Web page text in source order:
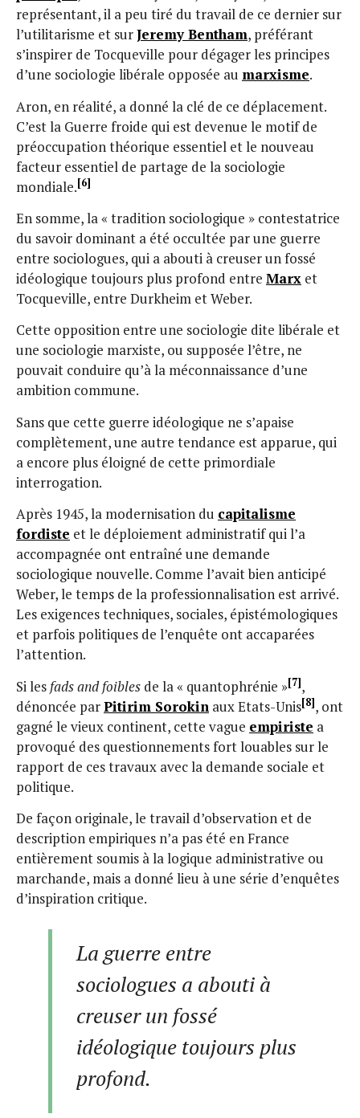
représentant, il a peu tiré du travail de ce dernier sur
l’utilitarisme et surJeremy Bentham, préférant
s’inspirer de Tocqueville pour dégager les principes
d’une sociologie libérale opposée au marxisme.
Aron, en réalité, a donné la clé de ce déplacement.
C’est la Guerre froide qui est devenue le motif de
préoccupation théorique essentiel et le nouveau
facteur essentiel de partage de la sociologie
mondiale.[6]
En somme, la « tradition sociologique » contestatrice
du savoir dominant a été occultée par une guerre
entre sociologues, qui a abouti à creuser un fossé
idéologique toujours plus profond entre Marx et
Tocqueville, entre Durkheim et Weber.
Cette opposition entre une sociologie dite libérale et
une sociologie marxiste, ou supposée l’être, ne
pouvait conduire qu’à la méconnaissance d’une
ambition commune.
Sans que cette guerre idéologique ne s’apaise
complètement, une autre tendance est apparue, qui
a encore plus éloigné de cette primordiale
interrogation.
Après 1945, la modernisation du capitalisme
fordiste et le déploiement administratif qui l’a
accompagnée ont entraîné une demande
sociologique nouvelle. Comme l’avait bien anticipé
Weber, le temps de la professionnalisation est arrivé.
Les exigences techniques, sociales, épistémologiques
et parfois politiques de l’enquête ont accaparées
l’attention.
Si les fads and foibles de la « quantophrénie »[7],
dénoncée parPitirim Sorokin aux Etats-Unis[8], ont
gagné le vieux continent, cette vague empiriste a
provoqué des questionnements fort louables sur le
rapport de ces travaux avec la demande sociale et
politique.
De façon originale, le travail d’observation et de
description empiriques n’a pas été en France
entièrement soumis à la logique administrative ou
marchande, mais a donné lieu à une série d’enquêtes
d’inspiration critique.
La guerre entre
sociologues a abouti à
creuser un fossé
idéologique toujours plus
profond.